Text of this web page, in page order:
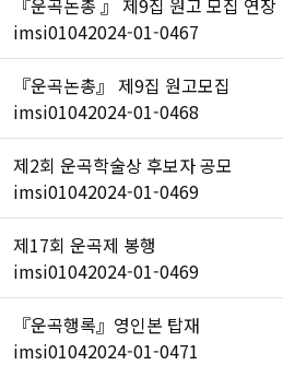
『운곡논총 』 제9집 원고 모집 연장
imsi01042024-01-0467
『운곡논총』 제9집 원고모집
imsi01042024-01-0468
제2회 운곡학술상 후보자 공모
imsi01042024-01-0469
제17회 운곡제 봉행
imsi01042024-01-0469
『운곡행록』영인본 탑재
imsi01042024-01-0471